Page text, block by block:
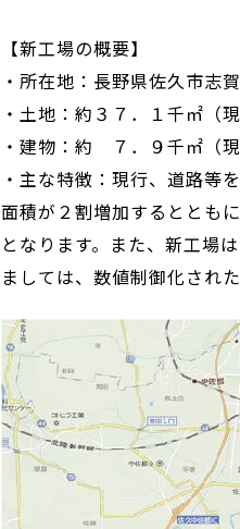
【新工場の概要】
・所在地：長野県佐久市志
・土地：約３７．１千㎡（
・建物：約 ７．９千㎡（現
・主な特徴：現行、道路等
面積が２割増加するととも
となります。また、新工場
ましては、数値制御化され